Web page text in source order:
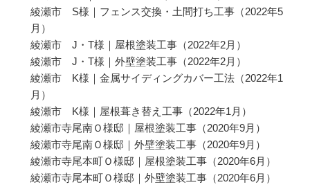
綾瀬市 S様｜フェンス交換・土間打ち工事 （2022年5
月）
綾瀬市 J・T様｜屋根塗装工事 （2022年2月）
綾瀬市 J・T様｜外壁塗装工事 （2022年2月）
綾瀬市 K様｜金属サイディングカバー工法 （2022年1
月）
綾瀬市 K様｜屋根葺き替え工事 （2022年1月）
綾瀬市寺尾南Ｏ様邸｜屋根塗装工事 （2020年9月）
綾瀬市寺尾南Ｏ様邸｜外壁塗装工事 （2020年9月）
綾瀬市寺尾本町Ｏ様邸｜屋根塗装工事 （2020年6月）
綾瀬市寺尾本町Ｏ様邸｜外壁塗装工事 （2020年6月）